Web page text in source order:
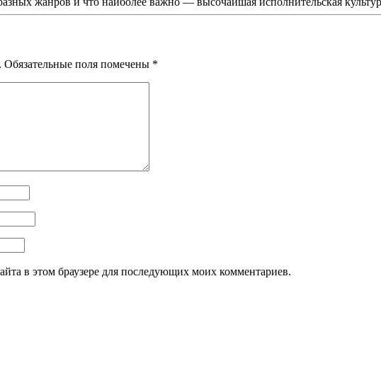
Обязательные поля помечены *
в этом браузере для последующих моих комментариев.